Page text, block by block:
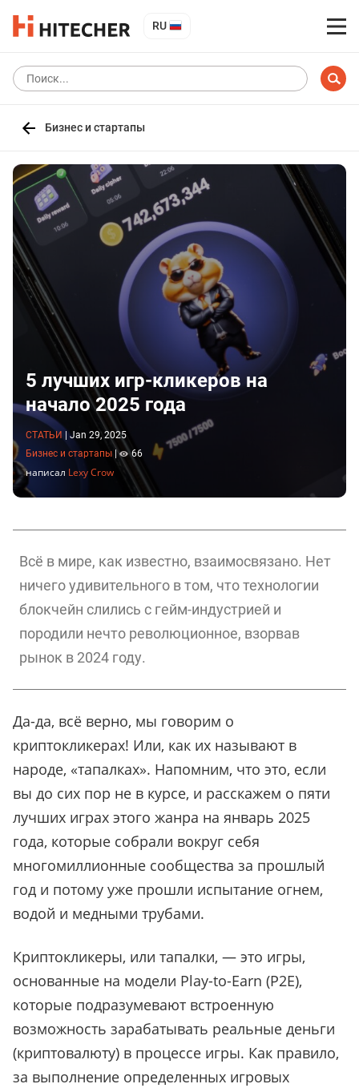
RU
Бизнес и стартапы
5 лучших игр-кликеров на
начало 2025 года
СТАТЬИ
Jan 29, 2025
Бизнес и стартапы | 66
написал Lexy Crow
Всё в мире, как известно, взаимосвязано. Нет
ничего удивительного в том, что технологии
блокчейн слились с гейм-индустрией и
породили нечто революционное, взорвав
рынок в 2024 году.
Да-да, всё верно, мы говорим о
криптокликерах! Или, как их называют в
народе, «тапалках». Напомним, что это, если
вы до сих пор не в курсе, и расскажем о пяти
лучших играх этого жанра на январь 2025
года, которые собрали вокруг себя
многомиллионные сообщества за прошлый
год и потому уже прошли испытание огнем,
водой и медными трубами.
Криптокликеры, или тапалки, — это игры,
основанные на модели Play-to-Earn (P2E),
которые подразумевают встроенную
возможность зарабатывать реальные деньги
(криптовалюту) в процессе игры. Как правило,
за выполнение определенных игровых